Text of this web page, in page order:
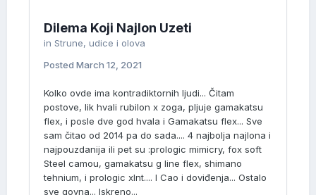
Dilema Koji Najlon Uzeti
in Strune, udice i olova
Posted March 12, 2021
Kolko ovde ima kontradiktornih ljudi... Čitam
postove, lik hvali rubilon x zoga, pljuje gamakatsu
flex, i posle dve god hvala i Gamakatsu flex... Sve
sam čitao od 2014 pa do sada.... 4 najbolja najlona i
najpouzdanija ili pet su :prologic mimicry, fox soft
Steel camou, gamakatsu g line flex, shimano
tehnium, i prologic xlnt.... I Cao i doviđenja... Ostalo
sve govna... Iskreno...